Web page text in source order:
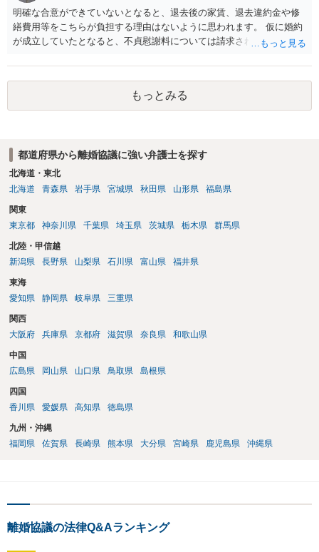
明確な合意ができていないとなると、退去後の家賃、退去違約金や修
繕費用等をこちらが負担する理由はないように思われます。 仮に婚約
が成立していたとなると、不貞慰謝料については請求される可能性が
れば早めに弁護士に相談し、弁護士から回答をさせると良いでしょ
う。
もっとみる
都道府県から離婚協議に強い弁護士を探す
北海道・東北
北海道
青森県 岩手県 宮城県 秋田県 山形県 福島県
関東
東京都
神奈川県 千葉県 埼玉県 茨城県 栃木県 群馬県
北陸・甲信越
新潟県
長野県 山梨県 石川県 富山県 福井県
東海
愛知県
静岡県 岐阜県 三重県
関西
大阪府
兵庫県 京都府 滋賀県 奈良県 和歌山県
中国
広島県
岡山県 山口県 鳥取県 島根県
四国
香川県
愛媛県 高知県 徳島県
九州・沖縄
福岡県
佐賀県 長崎県 熊本県 大分県 宮崎県 鹿児島県 沖縄県
離婚協議の法律Q&Aランキング